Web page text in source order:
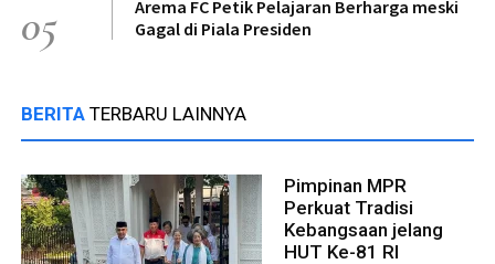
05
Arema FC Petik Pelajaran Berharga meski
Gagal di Piala Presiden
BERITA TERBARU LAINNYA
Pimpinan MPR
Perkuat Tradisi
Kebangsaan jelang
HUT Ke-81 RI